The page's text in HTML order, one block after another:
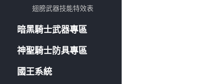
翅膀武器技能特效表
暗黑騎士武器專區
神聖騎士防具專區
國王系統